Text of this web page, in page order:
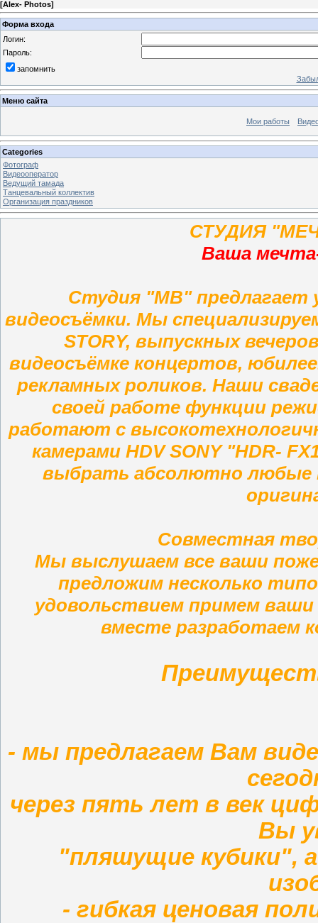
[Alex- Photos]
Форма входа
Логин:
Пароль:
запомнить
Меню сайта
Мои работы
Categories
Фотограф
Видеооператор
Ведущий тамада
Танцевальный коллектив
Организация праздников
СТУДИЯ
Ваша
Студия "МВ" предлагает
видеосъёмки. Мы
STORY, выпускных
видеосъёмке концертов,
рекламных роликов. Наши
своей работе функции
работают с
камерами HDV SONY "HDR-
выбрать абсолютно любые
Совместная
Мы выслушаем все ваши
предложим несколько
удовольствием примем
вместе разработаем
- мы предлагаем Вам
через пять лет в век
Вы
"пляшущие кубики",
- гибкая ценовая